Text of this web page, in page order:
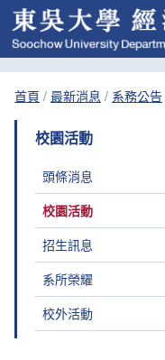
首頁 / 最新消息 / 系務公告
校園活動
頭條消息
校園活動
招生訊息
系所榮耀
校外活動